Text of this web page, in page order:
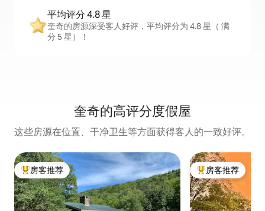
平均评分 4.8 星
奎奇的房源深受客人好评，平均评分为 4.8 星（ 满
分 5 星）！
奎奇的高评分度假屋
这些房源在位置、干净卫生等方面获得客人的一致好评。
热门「房客推荐」
房客推荐 热门「房客推荐」
房客推荐